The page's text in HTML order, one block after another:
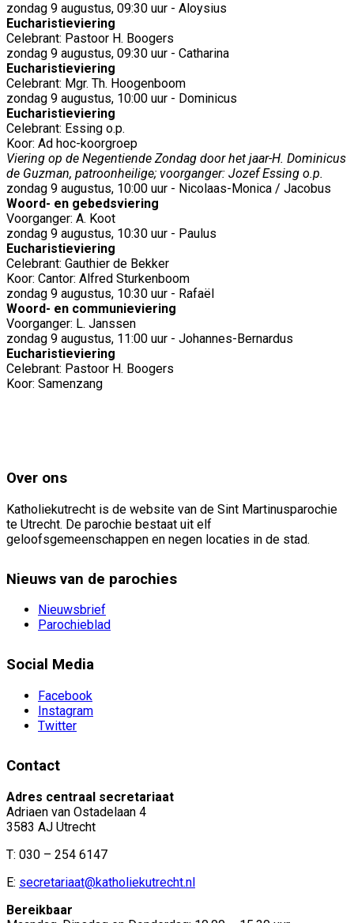
zondag 9 augustus, 09:30 uur - Aloysius
Eucharistieviering
Celebrant: Pastoor H. Boogers
zondag 9 augustus, 09:30 uur - Catharina
Eucharistieviering
Celebrant: Mgr. Th. Hoogenboom
zondag 9 augustus, 10:00 uur - Dominicus
Eucharistieviering
Celebrant: Essing o.p.
Koor: Ad hoc-koorgroep
Viering op de Negentiende Zondag door het jaar-H. Dominicus
de Guzman, patroonheilige; voorganger: Jozef Essing o.p.
zondag 9 augustus, 10:00 uur - Nicolaas-Monica / Jacobus
Woord- en gebedsviering
Voorganger: A. Koot
zondag 9 augustus, 10:30 uur - Paulus
Eucharistieviering
Celebrant: Gauthier de Bekker
Koor: Cantor: Alfred Sturkenboom
zondag 9 augustus, 10:30 uur - Rafaël
Woord- en communieviering
Voorganger: L. Janssen
zondag 9 augustus, 11:00 uur - Johannes-Bernardus
Eucharistieviering
Celebrant: Pastoor H. Boogers
Koor: Samenzang
Over ons
Katholiekutrecht is de website van de Sint Martinusparochie
te Utrecht. De parochie bestaat uit elf
geloofsgemeenschappen en negen locaties in de stad.
Nieuws van de parochies
Nieuwsbrief
Parochieblad
Social Media
Facebook
Instagram
Twitter
Contact
Adres centraal secretariaat
Adriaen van Ostadelaan 4
3583 AJ Utrecht
T: 030 – 254 6147
E: secretariaat@katholiekutrecht.nl
Bereikbaar